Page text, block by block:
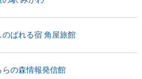
のばれる宿 角屋旅館
らの森情報発信館